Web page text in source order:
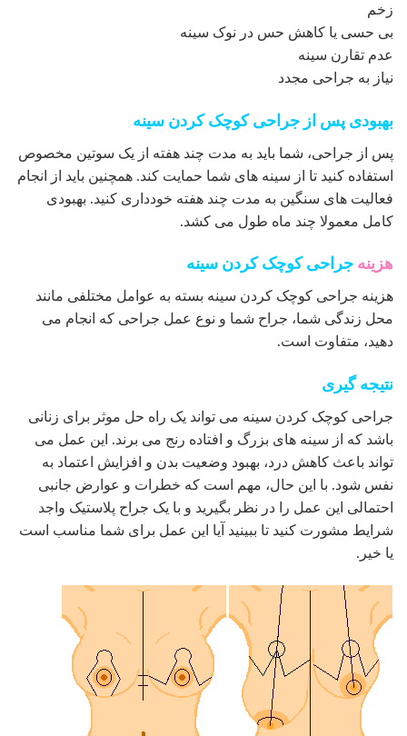
زخم
بی حسی یا کاهش حس در نوک سینه
عدم تقارن سینه
نیاز به جراحی مجدد
بهبودی پس از جراحی کوچک کردن سینه
پس از جراحی، شما باید به مدت چند هفته از یک سوتین مخصوص
استفاده کنید تا از سینه های شما حمایت کند. همچنین باید از انجام
فعالیت های سنگین به مدت چند هفته خودداری کنید. بهبودی
کامل معمولا چند ماه طول می کشد.
هزینه جراحی کوچک کردن سینه
هزینه جراحی کوچک کردن سینه بسته به عوامل مختلفی مانند
محل زندگی شما، جراح شما و نوع عمل جراحی که انجام می
دهید، متفاوت است.
نتیجه گیری
جراحی کوچک کردن سینه می تواند یک راه حل موثر برای زنانی
باشد که از سینه های بزرگ و افتاده رنج می برند. این عمل می
تواند باعث کاهش درد، بهبود وضعیت بدن و افزایش اعتماد به
نفس شود. با این حال، مهم است که خطرات و عوارض جانبی
احتمالی این عمل را در نظر بگیرید و با یک جراح پلاستیک واجد
شرایط مشورت کنید تا ببینید آیا این عمل برای شما مناسب است
یا خیر.